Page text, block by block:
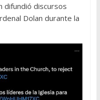
difundió discursos
Dolan durante la